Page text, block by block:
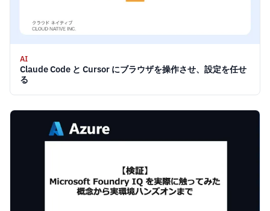
AI
Claude Code と Cursor にブラウザを操作させ、設定を任せ
る